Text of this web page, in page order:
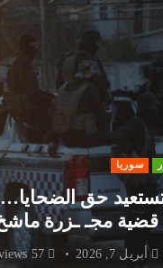
سوريا
حق الضحايا…
مجـ ـزرة
أبريل 7, 2026